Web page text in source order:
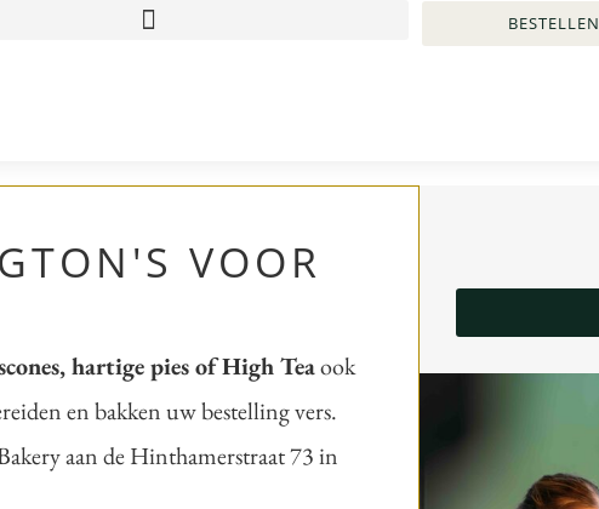
BESTELLEN
VOOR
hartige pies of High Teaook
en bakken uw bestelling vers.
aan de Hinthamerstraat 73 in